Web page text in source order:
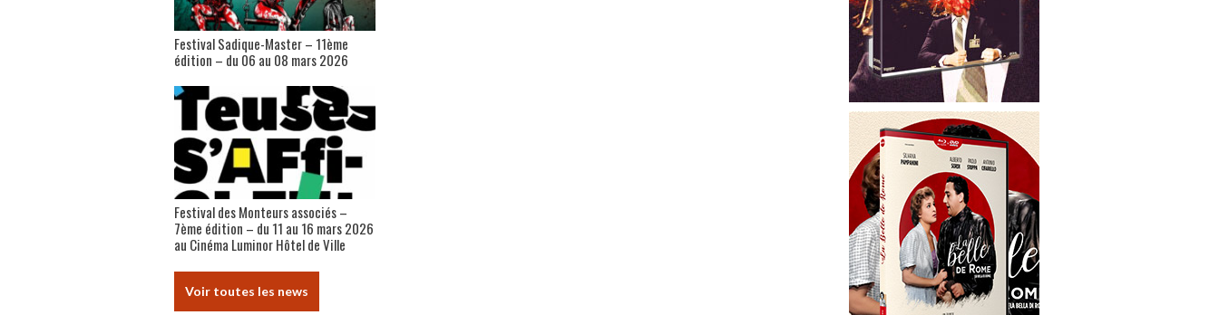
Festival Sadique-Master – 11ème
édition – du 06 au 08 mars 2026
Festival des Monteurs associés –
7ème édition – du 11 au 16 mars 2026
au Cinéma Luminor Hôtel de Ville
Voir toutes les news